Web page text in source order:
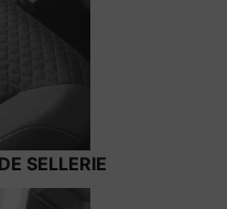
SELLERIE